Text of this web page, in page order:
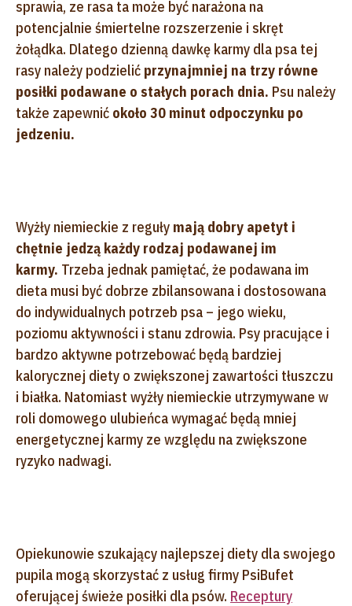
sprawia, ze rasa ta może być narażona na
potencjalnie śmiertelne rozszerzenie i skręt
żołądka. Dlatego dzienną dawkę karmy dla psa tej
rasy należy podzielić przynajmniej na trzy równe
posiłki podawane o stałych porach dnia. Psu należy
także zapewnić około 30 minut odpoczynku po
jedzeniu.
Wyżły niemieckie z reguły mają dobry apetyt i
chętnie jedzą każdy rodzaj podawanej im
karmy. Trzeba jednak pamiętać, że podawana im
dieta musi być dobrze zbilansowana i dostosowana
do indywidualnych potrzeb psa – jego wieku,
poziomu aktywności i stanu zdrowia. Psy pracujące i
bardzo aktywne potrzebować będą bardziej
kalorycznej diety o zwiększonej zawartości tłuszczu
i białka. Natomiast wyżły niemieckie utrzymywane w
roli domowego ulubieńca wymagać będą mniej
energetycznej karmy ze względu na zwiększone
ryzyko nadwagi.
Opiekunowie szukający najlepszej diety dla swojego
pupila mogą skorzystać z usług firmy PsiBufet
oferującej świeże posiłki dla psów. Receptury